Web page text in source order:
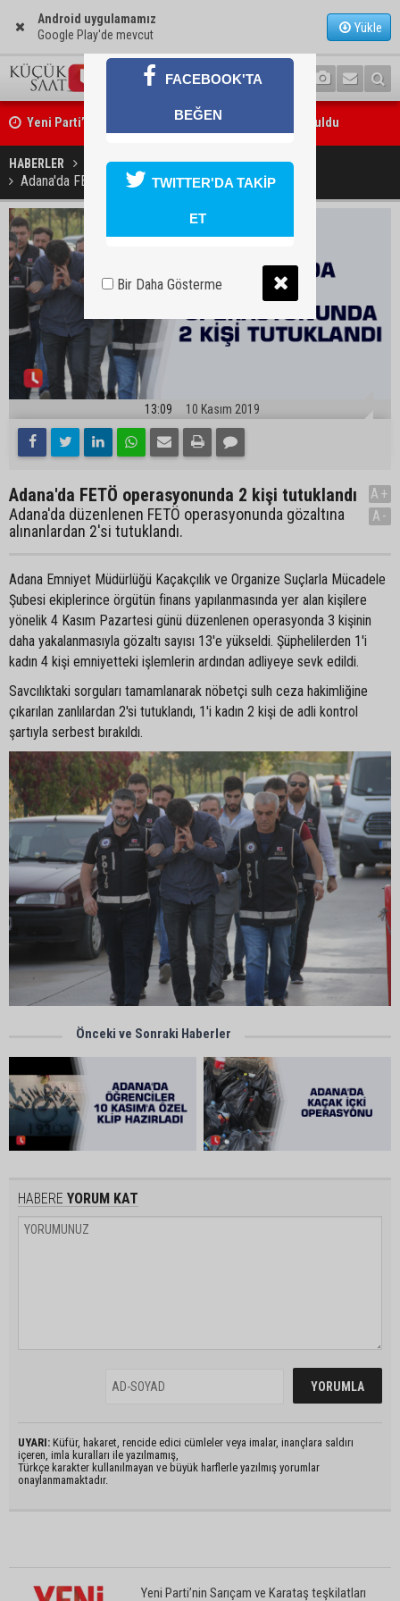
Android uygulamamız
Google Play'de mevcut
Yükle
Yeni Parti’nin Sarıçam ve Karataş teşkilatları oluşturuldu
Feke Belediye Başkanı Cömert Özen, Adana Valisi Mustafa Yavuz’u
ziyaret etti
HABERLER GÜNDEM
Adana'da FETÖ operasyonunda 2 kişi tutuklandı
13:09 10 Kasım 2019
Adana'da FETÖ operasyonunda 2 kişi tutuklandı
Adana'da düzenlenen FETÖ operasyonunda gözaltına
alınanlardan 2'si tutuklandı.
A+
A-
Adana Emniyet Müdürlüğü Kaçakçılık ve Organize Suçlarla Mücadele
Şubesi ekiplerince örgütün finans yapılanmasında yer alan kişilere
yönelik 4 Kasım Pazartesi günü düzenlenen operasyonda 3 kişinin
daha yakalanmasıyla gözaltı sayısı 13'e yükseldi. Şüphelilerden 1'i
kadın 4 kişi emniyetteki işlemlerin ardından adliyeye sevk edildi.
Savcılıktaki sorguları tamamlanarak nöbetçi sulh ceza hakimliğine
çıkarılan zanlılardan 2'si tutuklandı, 1'i kadın 2 kişi de adli kontrol
şartıyla serbest bırakıldı.
Önceki ve Sonraki Haberler
HABERE YORUM KAT
UYARI: Küfür, hakaret, rencide edici cümleler veya imalar, inançlara saldırı
içeren, imla kuralları ile yazılmamış,
Türkçe karakter kullanılmayan ve büyük harflerle yazılmış yorumlar
onaylanmamaktadır.
Yeni Parti’nin Sarıçam ve Karataş teşkilatları
FACEBOOK'TA
BEĞEN
TWITTER'DA TAKİP
ET
Bir Daha Gösterme